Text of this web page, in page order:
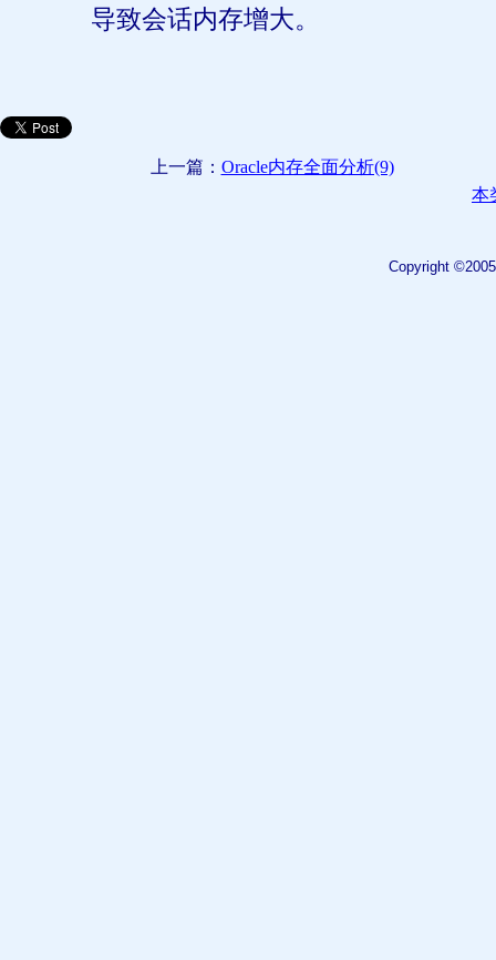
导致会话内存增大。
上一篇： Oracle内存全面分析(9)
本
Copyright